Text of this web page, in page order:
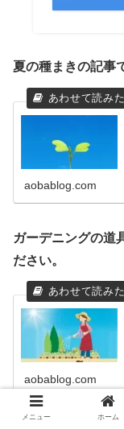
夏の種まきの記事
aobablog.com
ガーデニングの道
ださい。
aobablog.com
メニュー ホーム